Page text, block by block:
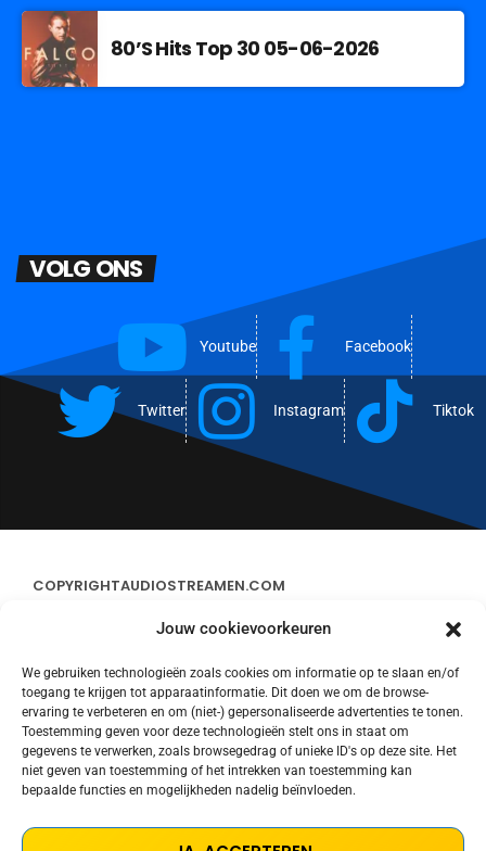
Jouw cookievoorkeuren
We gebruiken technologieën zoals cookies om informatie op te slaan en/of
toegang te krijgen tot apparaatinformatie. Dit doen we om de browse-
ervaring te verbeteren en om (niet-) gepersonaliseerde advertenties te tonen.
Toestemming geven voor deze technologieën stelt ons in staat om
gegevens te verwerken, zoals browsegedrag of unieke ID's op deze site. Het
niet geven van toestemming of het intrekken van toestemming kan
bepaalde functies en mogelijkheden nadelig beïnvloeden.
80’S Hits Top 30 05-06-2026
VOLG ONS
Youtube Facebook
Twitter Instagram Tiktok
COPYRIGHTAUDIOSTREAMEN.COM
CONTACT
STREAMS